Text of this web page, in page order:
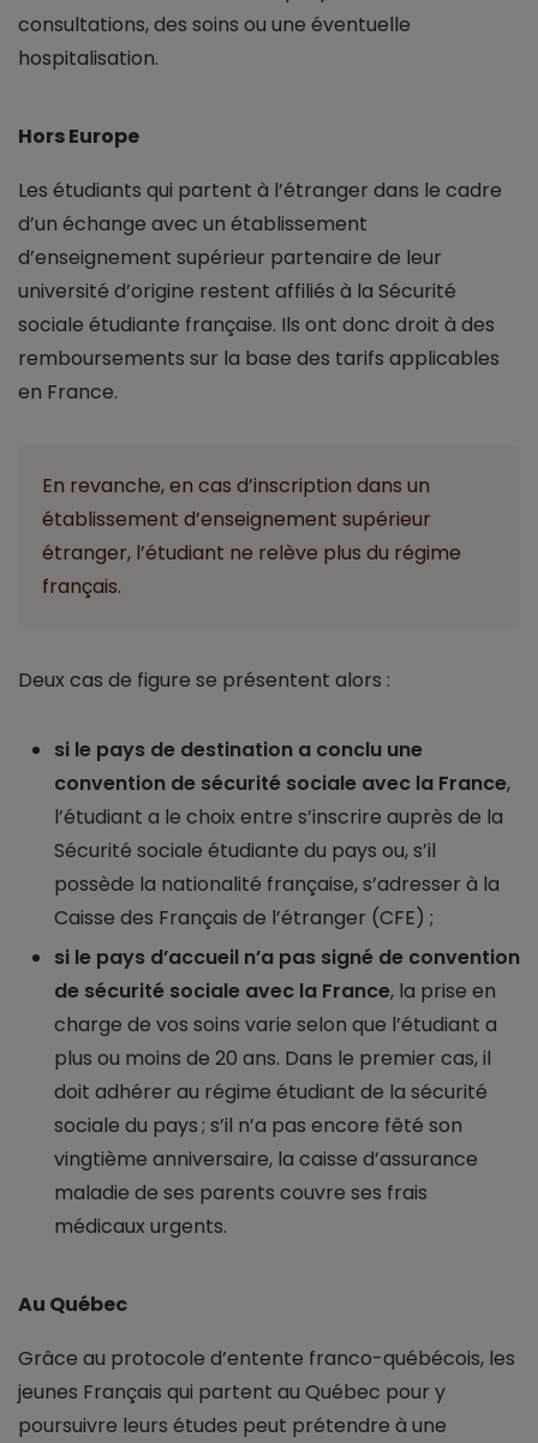
consultations, des soins ou une éventuelle
hospitalisation.
Hors Europe
Les étudiants qui partent à l’étranger dans le cadre
d’un échange avec un établissement
d’enseignement supérieur partenaire de leur
université d’origine restent affiliés à la Sécurité
sociale étudiante française. Ils ont donc droit à des
remboursements sur la base des tarifs applicables
en France.
En revanche, en cas d’inscription dans un
établissement d’enseignement supérieur
étranger, l’étudiant ne relève plus du régime
français.
Deux cas de figure se présentent alors :
si le pays de destination a conclu une
convention de sécurité sociale avec la France,
l’étudiant a le choix entre s’inscrire auprès de la
Sécurité sociale étudiante du pays ou, s’il
possède la nationalité française, s’adresser à la
Caisse des Français de l’étranger (CFE) ;
si le pays d’accueil n’a pas signé de convention
de sécurité sociale avec la France, la prise en
charge de vos soins varie selon que l’étudiant a
plus ou moins de 20 ans. Dans le premier cas, il
doit adhérer au régime étudiant de la sécurité
sociale du pays ; s’il n’a pas encore fêté son
vingtième anniversaire, la caisse d’assurance
maladie de ses parents couvre ses frais
médicaux urgents.
Au Québec
Grâce au protocole d’entente franco-québécois, les
jeunes Français qui partent au Québec pour y
poursuivre leurs études peut prétendre à une